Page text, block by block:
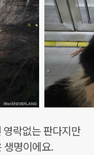
락없는 판다지만
생명이에요.